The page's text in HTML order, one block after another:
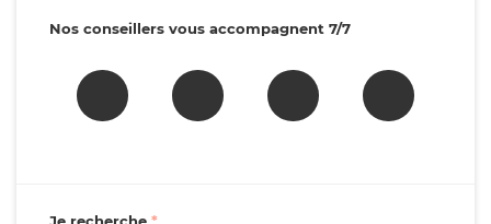
Nos conseillers vous accompagnent 7/7